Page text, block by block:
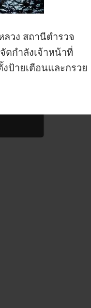
วง สถานีตำรวจ
กำลังเจ้าหน้าที่
ป้ายเตือนและกรวย